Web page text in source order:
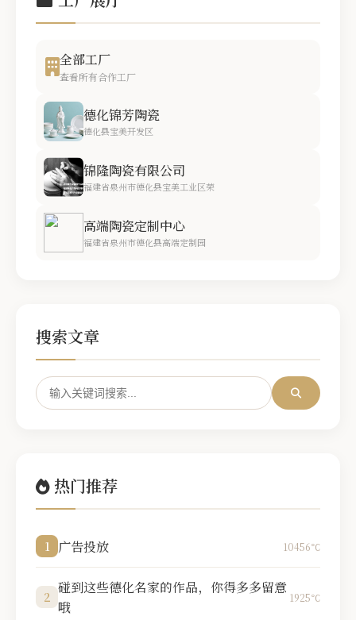
全部工厂
查看所有合作工厂
德化锦芳陶瓷
德化县宝美开发区
锦隆陶瓷有限公司
福建省泉州市德化县宝美工业区荣
高端陶瓷定制中心
福建省泉州市德化县高端定制园
搜索文章
热门推荐
1 广告投放 10456℃
2
碰到这些德化名家的作品，你得多多留意
哦
1925℃